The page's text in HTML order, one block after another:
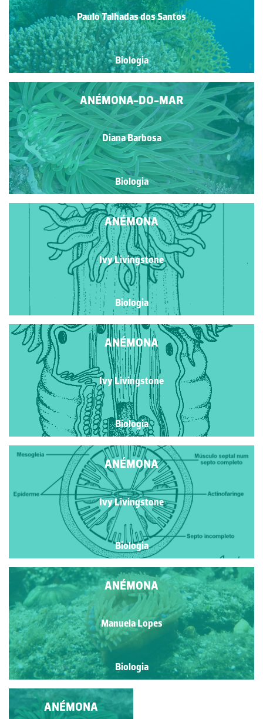
Paulo Talhadas dos Santos
Biologia
ANÉMONA-DO-MAR
Diana Barbosa
Biologia
ANÉMONA
Ivy Livingstone
Biologia
ANÉMONA
Ivy Livingstone
Biologia
ANÉMONA
Ivy Livingstone
Biologia
ANÉMONA
Manuela Lopes
Biologia
HYDRA, ESTRELA NO
ANÉMONA